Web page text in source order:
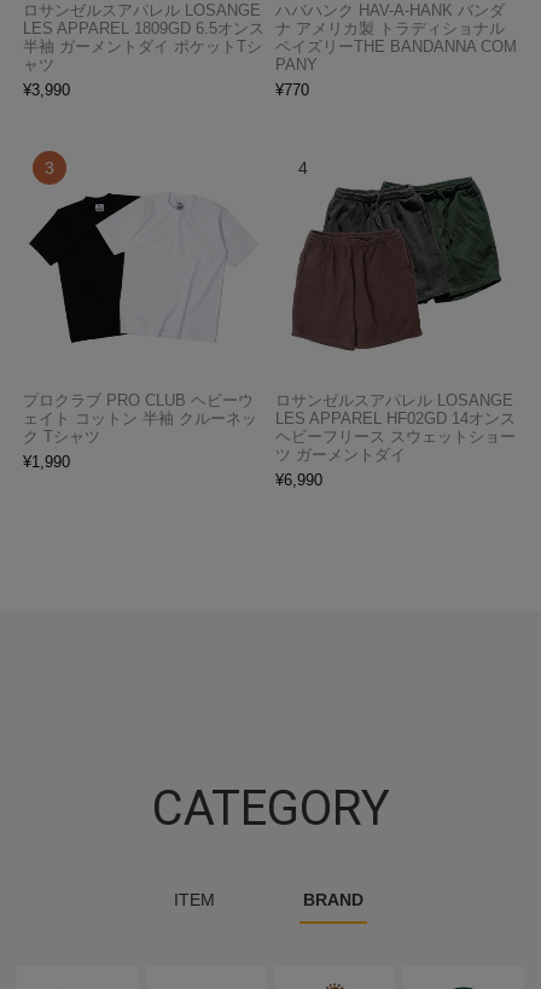
ロサンゼルスアパレル LOSANGE
LES APPAREL 1809GD 6.5オンス
半袖 ガーメントダイ ポケットTシ
ャツ
¥3,990
ハバハンク HAV-A-HANK バンダ
ナ アメリカ製 トラディショナル
ペイズリーTHE BANDANNA COM
PANY
¥770
プロクラブ PRO CLUB ヘビーウ
ェイト コットン 半袖 クルーネッ
ク Tシャツ
¥1,990
ロサンゼルスアパレル LOSANGE
LES APPAREL HF02GD 14オンス
ヘビーフリース スウェットショー
ツ ガーメントダイ
¥6,990
CATEGORY
ITEM BRAND